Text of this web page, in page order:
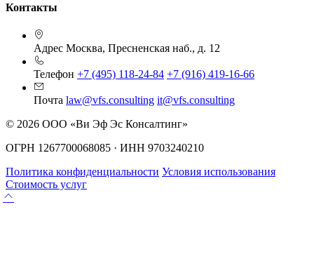
Контакты
Адрес Москва, Пресненская наб., д. 12
Телефон +7 (495) 118-24-84 +7 (916) 419-16-66
Почта law@vfs.consulting it@vfs.consulting
© 2026 ООО «Ви Эф Эс Консалтинг»
ОГРН 1267700068085 · ИНН 9703240210
Политика конфиденциальности Условия использования
Стоимость услуг